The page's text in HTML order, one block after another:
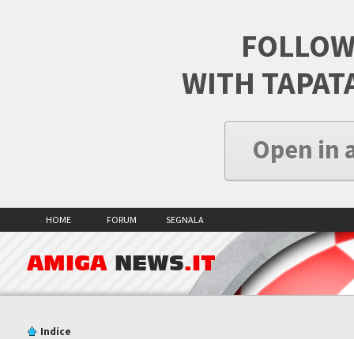
WITH
Open in
HOME FORUM SEGNALA
AMIGA NEWS.IT
Indice